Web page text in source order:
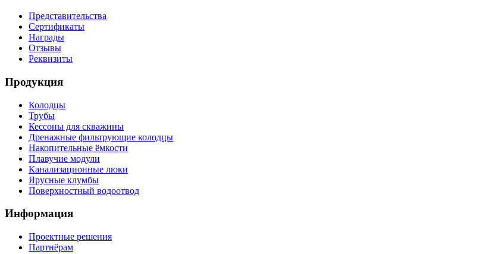
Представительства
Сертификаты
Награды
Отзывы
Реквизиты
Продукция
Колодцы
Трубы
Кессоны для скважины
Дренажные фильтрующие колодцы
Накопительные ёмкости
Плавучие модули
Канализационные люки
Ярусные клумбы
Поверхностный водоотвод
Информация
Проектные решения
Партнёрам